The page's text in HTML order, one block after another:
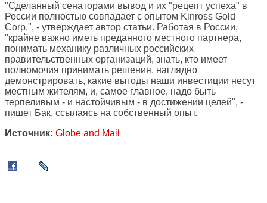
"Сделанный сенаторами вывод и их "рецепт успеха" в
России полностью совпадает с опытом Kinross Gold
Corp.", - утверждает автор статьи. Работая в России,
"крайне важно иметь преданного местного партнера,
понимать механику различных российских
правительственных организаций, знать, кто имеет
полномочия принимать решения, наглядно
демонстрировать, какие выгоды наши инвестиции несут
местным жителям, и, самое главное, надо быть
терпеливым - и настойчивым - в достижении целей", -
пишет Бак, ссылаясь на собственный опыт.
Источник: Globe and Mail